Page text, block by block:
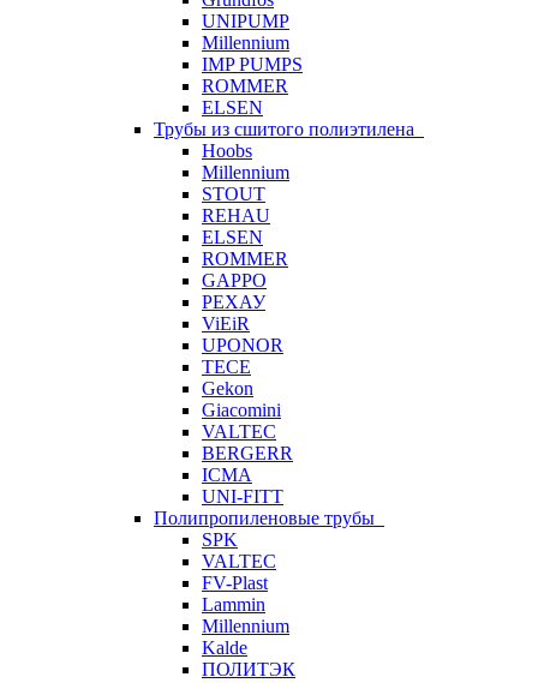
UNIPUMP
Millennium
IMP PUMPS
ROMMER
ELSEN
Трубы из сшитого полиэтилена
Hoobs
Millennium
STOUT
REHAU
ELSEN
ROMMER
GAPPO
РЕХАУ
ViEiR
UPONOR
TECE
Gekon
Giacomini
VALTEC
BERGERR
ICMA
UNI-FITT
Полипропиленовые трубы
SPK
VALTEC
FV-Plast
Lammin
Millennium
Kalde
ПОЛИТЭК